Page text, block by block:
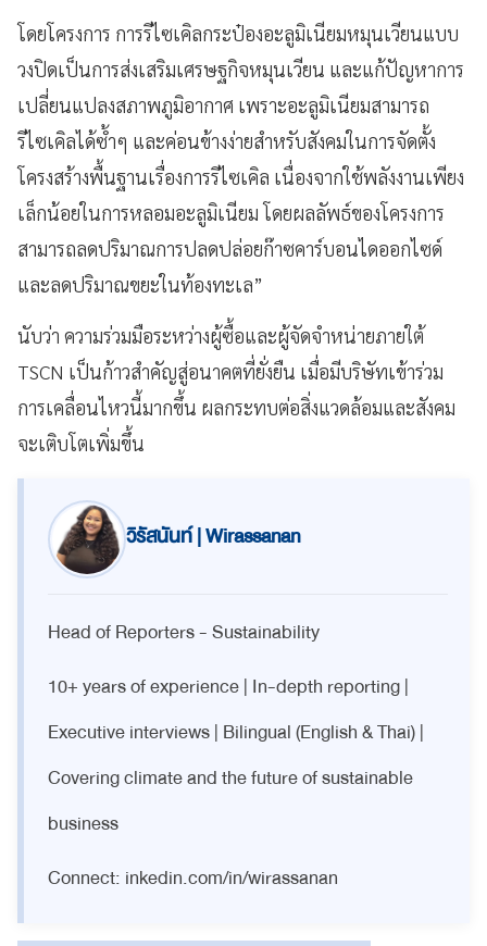
โดยโครงการ การรีไซเคิลกระป๋องอะลูมิเนียมหมุนเวียนแบบ
วงปิดเป็นการส่งเสริมเศรษฐกิจหมุนเวียน และแก้ปัญหาการ
เปลี่ยนแปลงสภาพภูมิอากาศ เพราะอะลูมิเนียมสามารถ
รีไซเคิลได้ซ้ำๆ และค่อนข้างง่ายสําหรับสังคมในการจัดตั้ง
โครงสร้างพื้นฐานเรื่องการรีไซเคิล เนื่องจากใช้พลังงานเพียง
เล็กน้อยในการหลอมอะลูมิเนียม โดยผลลัพธ์ของโครงการ
สามารถลดปริมาณการปลดปล่อยก๊าซคาร์บอนไดออกไซด์
และลดปริมาณขยะในท้องทะเล”
นับว่า ความร่วมมือระหว่างผู้ซื้อและผู้จัดจำหน่ายภายใต้
TSCN เป็นก้าวสำคัญสู่อนาคตที่ยั่งยืน เมื่อมีบริษัทเข้าร่วม
การเคลื่อนไหวนี้มากขึ้น ผลกระทบต่อสิ่งแวดล้อมและสังคม
จะเติบโตเพิ่มขึ้น
วิรัสนันท์ | Wirassanan
Head of Reporters - Sustainability
10+ years of experience | In-depth reporting |
Executive interviews | Bilingual (English & Thai) |
Covering climate and the future of sustainable
business
Connect: inkedin.com/in/wirassanan